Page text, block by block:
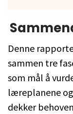
Denne
sammen tre
som mål å
læreplanene
dekker